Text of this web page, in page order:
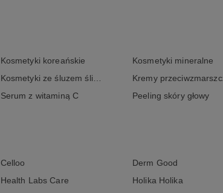
Kosmetyki koreańskie Kosmetyki mineralne
Kosmetyki ze śluzem ślimaka
Serum z witaminą C Peeling skóry głowy
Celloo Derm Good
Health Labs Care Holika Holika